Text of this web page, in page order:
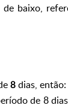
baixo,
8 dias, então:
de 8